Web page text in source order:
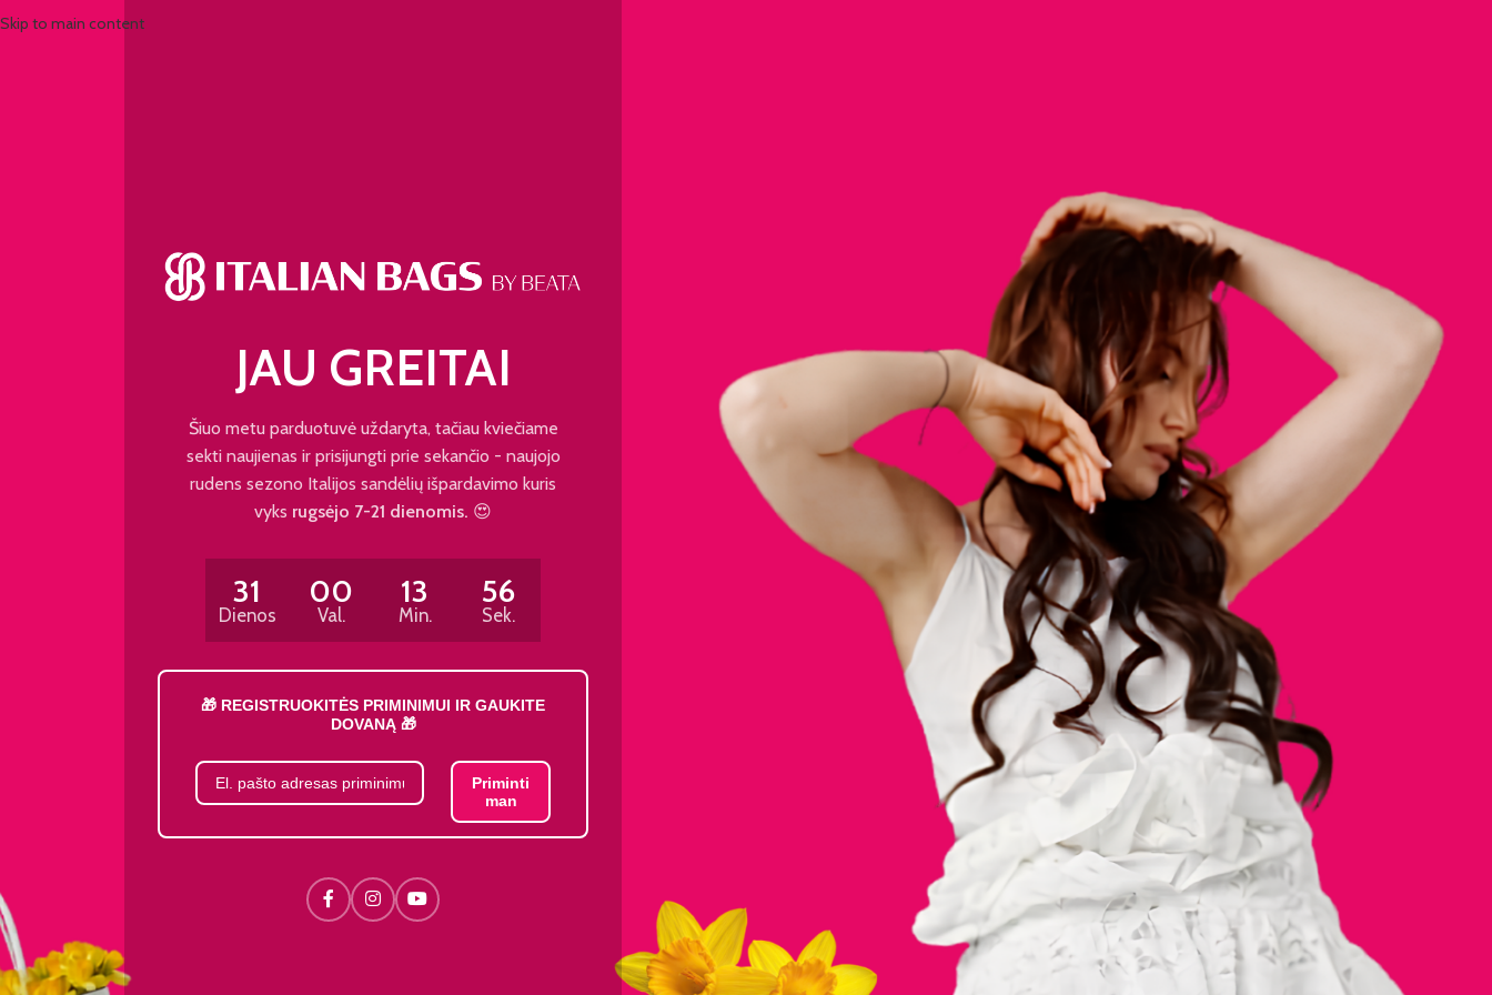
Skip to main content
JAU GREITAI
Šiuo metu parduotuvė uždaryta, tačiau kviečiame
sekti naujienas ir prisijungti prie sekančio - naujojo
rudens sezono Italijos sandėlių išpardavimo kuris
vyks rugsėjo 7-21 dienomis. 😍
31
Dienos
00
Val.
13
Min.
56
Sek.
🎁 REGISTRUOKITĖS PRIMINIMUI IR GAUKITE
DOVANĄ 🎁
Priminti
man